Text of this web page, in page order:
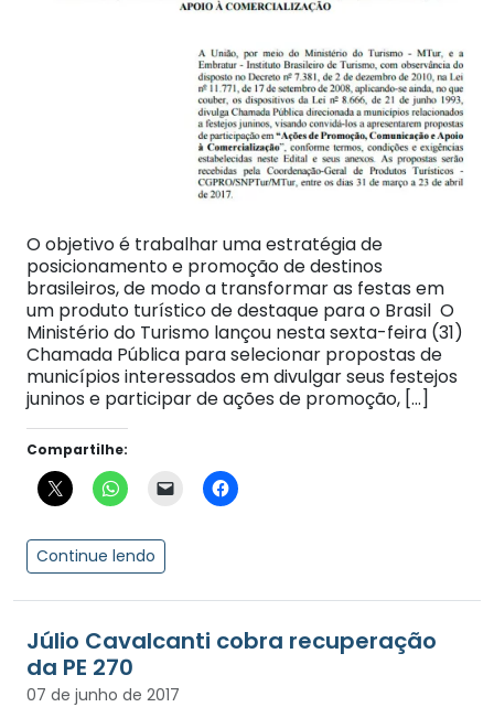
O objetivo é trabalhar uma estratégia de
posicionamento e promoção de destinos
brasileiros, de modo a transformar as festas em
um produto turístico de destaque para o Brasil O
Ministério do Turismo lançou nesta sexta-feira (31)
Chamada Pública para selecionar propostas de
municípios interessados em divulgar seus festejos
juninos e participar de ações de promoção, […]
Compartilhe:
Continue lendo
Júlio Cavalcanti cobra recuperação
da PE 270
07 de junho de 2017